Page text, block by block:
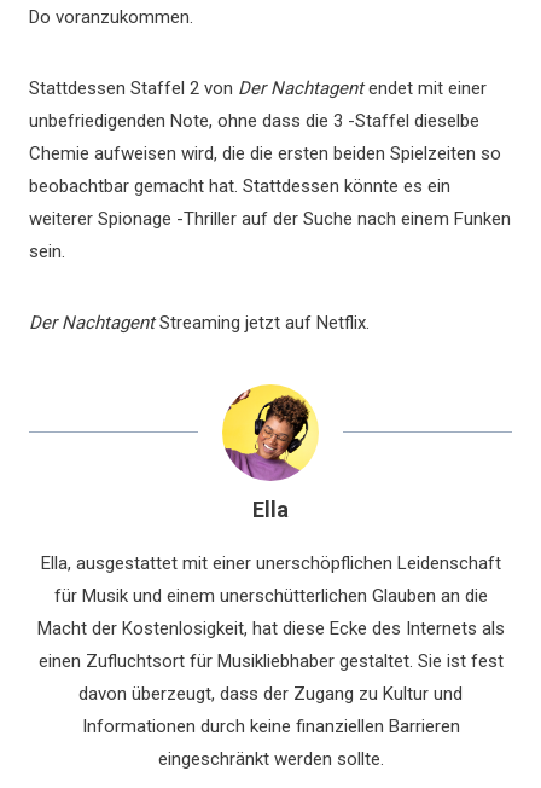
Do voranzukommen.
Stattdessen Staffel 2 von Der Nachtagentendet mit einer
unbefriedigenden Note, ohne dass die 3 -Staffel dieselbe
Chemie aufweisen wird, die die ersten beiden Spielzeiten so
beobachtbar gemacht hat. Stattdessen könnte es ein
weiterer Spionage -Thriller auf der Suche nach einem Funken
sein.
Der NachtagentStreaming jetzt auf Netflix.
Ella
Ella, ausgestattet mit einer unerschöpflichen Leidenschaft
für Musik und einem unerschütterlichen Glauben an die
Macht der Kostenlosigkeit, hat diese Ecke des Internets als
einen Zufluchtsort für Musikliebhaber gestaltet. Sie ist fest
davon überzeugt, dass der Zugang zu Kultur und
Informationen durch keine finanziellen Barrieren
eingeschränkt werden sollte.